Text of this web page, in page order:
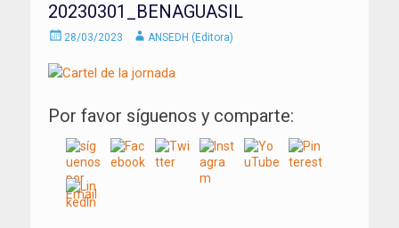
20230301_BENAGUASIL
Enviado
28/03/2023 AutorANSEDH (Editora)
Por favor síguenos y comparte: